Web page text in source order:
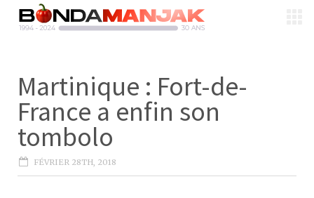
Martinique : Fort-de-
France a enfin son
tombolo
FÉVRIER 28TH, 2018